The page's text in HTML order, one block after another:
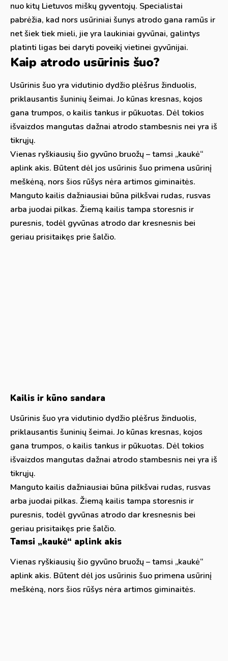
nuo kitų Lietuvos miškų gyventojų. Specialistai
pabrėžia, kad nors usūriniai šunys atrodo gana ramūs ir
net šiek tiek mieli, jie yra laukiniai gyvūnai, galintys
platinti ligas bei daryti poveikį vietinei gyvūnijai.
Kaip atrodo usūrinis šuo?
Usūrinis šuo yra vidutinio dydžio plėšrus žinduolis,
priklausantis šuninių šeimai. Jo kūnas kresnas, kojos
gana trumpos, o kailis tankus ir pūkuotas. Dėl tokios
išvaizdos mangutas dažnai atrodo stambesnis nei yra iš
tikrųjų.
Vienas ryškiausių šio gyvūno bruožų – tamsi „kaukė“
aplink akis. Būtent dėl jos usūrinis šuo primena usūrinį
meškėną, nors šios rūšys nėra artimos giminaitės.
Manguto kailis dažniausiai būna pilkšvai rudas, rusvas
arba juodai pilkas. Žiemą kailis tampa storesnis ir
puresnis, todėl gyvūnas atrodo dar kresnesnis bei
geriau prisitaikęs prie šalčio.
Kailis ir kūno sandara
Usūrinis šuo yra vidutinio dydžio plėšrus žinduolis,
priklausantis šuninių šeimai. Jo kūnas kresnas, kojos
gana trumpos, o kailis tankus ir pūkuotas. Dėl tokios
išvaizdos mangutas dažnai atrodo stambesnis nei yra iš
tikrųjų.
Manguto kailis dažniausiai būna pilkšvai rudas, rusvas
arba juodai pilkas. Žiemą kailis tampa storesnis ir
puresnis, todėl gyvūnas atrodo dar kresnesnis bei
geriau prisitaikęs prie šalčio.
Tamsi „kaukė“ aplink akis
Vienas ryškiausių šio gyvūno bruožų – tamsi „kaukė“
aplink akis. Būtent dėl jos usūrinis šuo primena usūrinį
meškėną, nors šios rūšys nėra artimos giminaitės.